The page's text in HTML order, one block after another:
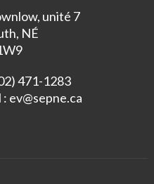
unité 7
NÉ
471-1283
: ev@sepne.ca